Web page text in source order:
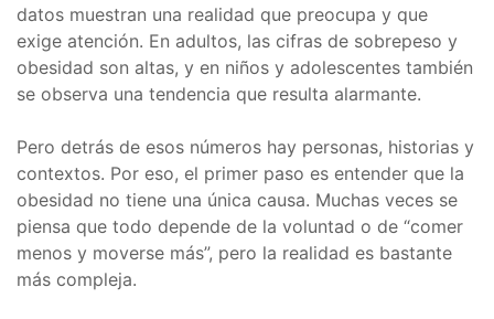
datos muestran una realidad que preocupa y que
exige atención. En adultos, las cifras de sobrepeso y
obesidad son altas, y en niños y adolescentes también
se observa una tendencia que resulta alarmante.
Pero detrás de esos números hay personas, historias y
contextos. Por eso, el primer paso es entender que la
obesidad no tiene una única causa. Muchas veces se
piensa que todo depende de la voluntad o de “comer
menos y moverse más”, pero la realidad es bastante
más compleja.